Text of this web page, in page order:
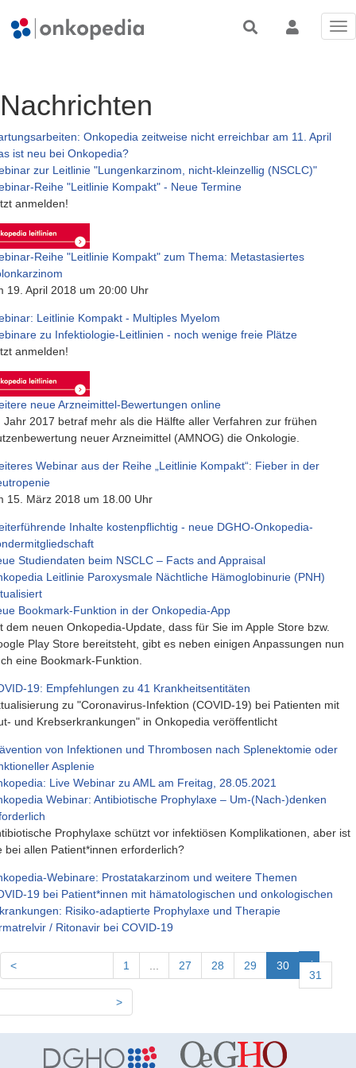
Nachrichten
Onkopedia zeitweise nicht erreichbar am 11. April
ist neu bei Onkopedia?
zur Leitlinie "Lungenkarzinom, nicht-kleinzellig (NSCLC)"
Reihe "Leitlinie Kompakt" - Neue Termine
anmelden!
Reihe "Leitlinie Kompakt" zum Thema: Metastasiertes
19. April 2018 um 20:00 Uhr
Leitlinie Kompakt - Multiples Myelom
zu Infektiologie-Leitlinien - noch wenige freie Plätze
anmelden!
neue Arzneimittel-Bewertungen online
Jahr 2017 betraf mehr als die Hälfte aller Verfahren zur frühen
neuer Arzneimittel (AMNOG) die Onkologie.
Webinar aus der Reihe „Leitlinie Kompakt“: Fieber in der
15. März 2018 um 18.00 Uhr
Inhalte kostenpflichtig - neue DGHO-Onkopedia-
Studiendaten beim NSCLC – Facts and Appraisal
Leitlinie Paroxysmale Nächtliche Hämoglobinurie (PNH)
Bookmark-Funktion in der Onkopedia-App
dem neuen Onkopedia-Update, dass für Sie im Apple Store bzw.
Play Store bereitsteht, gibt es neben einigen Anpassungen nun
eine Bookmark-Funktion.
19: Empfehlungen zu 41 Krankheitsentitäten
zu "Coronavirus-Infektion (COVID-19) bei Patienten mit
und Krebserkrankungen" in Onkopedia veröffentlicht
von Infektionen und Thrombosen nach Splenektomie oder
Asplenie
Live Webinar zu AML am Freitag, 28.05.2021
Webinar: Antibiotische Prophylaxe – Um-(Nach-)denken
Prophylaxe schützt vor infektiösen Komplikationen, aber ist
bei allen Patient*innen erforderlich?
Webinare: Prostatakarzinom und weitere Themen
19 bei Patient*innen mit hämatologischen und onkologischen
Risiko-adaptierte Prophylaxe und Therapie
/ Ritonavir bei COVID-19
< 1 27 28 29 30
(aktuell)
31
>